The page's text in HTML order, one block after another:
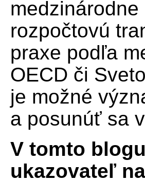
rozpočtovú
praxe podľa
OECD či
je možné
a posunúť sa
V tomto
ukazovateľ